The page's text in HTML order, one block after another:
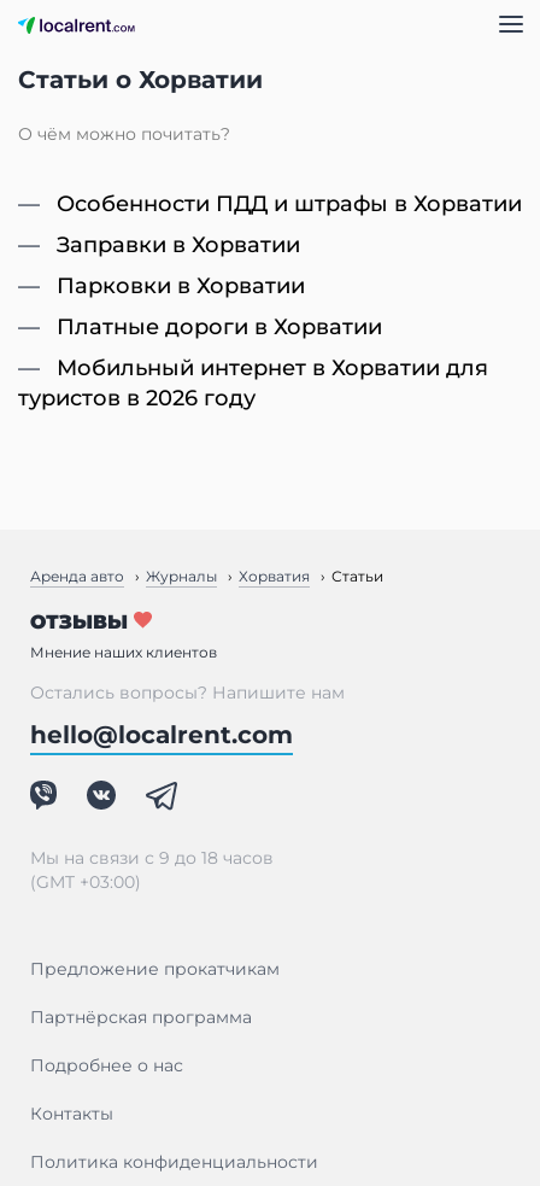
Статьи о Хорватии
О чём можно почитать?
Особенности ПДД и штрафы в Хорватии
Заправки в Хорватии
Парковки в Хорватии
Платные дороги в Хорватии
Мобильный интернет в Хорватии для
туристов в 2026 году
Аренда авто Журналы Хорватия Статьи
ОТЗЫВЫ
Мнение наших клиентов
Предложение прокатчикам
Партнёрская программа
Подробнее о нас
Контакты
Политика конфиденциальности
Остались вопросы? Напишите нам
hello@localrent.com
Мы на связи с 9 до 18 часов
(GMT +03:00)